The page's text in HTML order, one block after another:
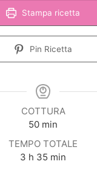
Stampa ricetta
Pin Ricetta
COTTURA
50minuti
min
TEMPO TOTALE
3 ore
h 35 minuti
min